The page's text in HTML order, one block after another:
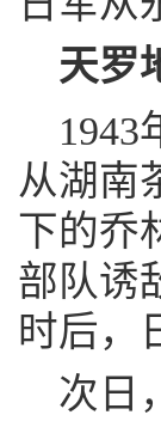
天罗
1943
从湖南
下的乔
部队诱
时后，
次日